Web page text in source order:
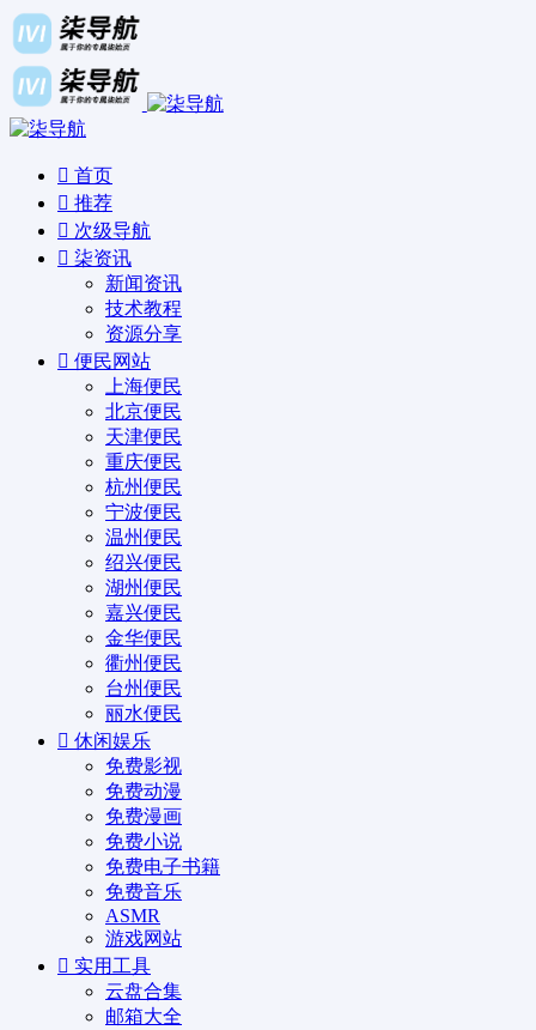
首页
推荐
次级导航
柒资讯
新闻资讯
技术教程
资源分享
便民网站
上海便民
北京便民
天津便民
重庆便民
杭州便民
宁波便民
温州便民
绍兴便民
湖州便民
嘉兴便民
金华便民
衢州便民
台州便民
丽水便民
休闲娱乐
免费影视
免费动漫
免费漫画
免费小说
免费电子书籍
免费音乐
ASMR
游戏网站
实用工具
云盘合集
邮箱大全